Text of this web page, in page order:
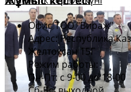
Офис ТОО "Вираж"
Адрес: Республика
Желтоксан 15Г
Режим работы:
Пн-Пт: с 9-00 до 18-00